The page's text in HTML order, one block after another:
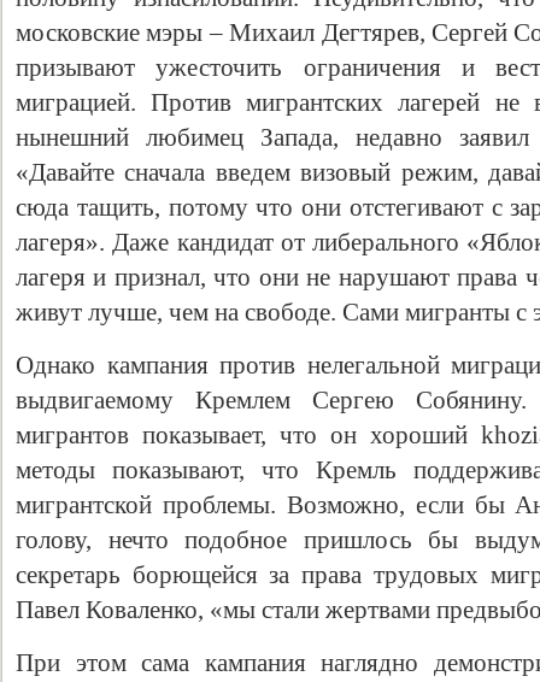
московские мэры – Михаил Дегтярев, Сергей
призывают ужесточить ограничения и
миграцией. Против мигрантских лагерей не
нынешний любимец Запада, недавно заявил
«Давайте сначала введем визовый режим,
сюда тащить, потому что они отстегивают с
лагеря». Даже кандидат от либерального
лагеря и признал, что они не нарушают права
живут лучше, чем на свободе. Сами мигранты с
Однако кампания против нелегальной
выдвигаемому Кремлем Сергею
мигрантов показывает, что он хороший
методы показывают, что Кремль
мигрантской проблемы. Возможно, если бы
голову, нечто подобное пришлось бы
секретарь борющейся за права трудовых
Павел Коваленко, «мы стали жертвами
При этом сама кампания наглядно